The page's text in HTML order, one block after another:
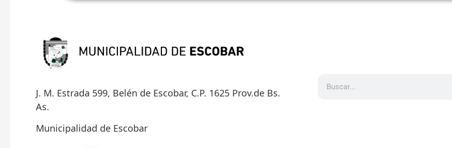
J. M. Estrada 599, Belén de Escobar, C.P. 1625 Prov.de Bs.
As.
Municipalidad de Escobar